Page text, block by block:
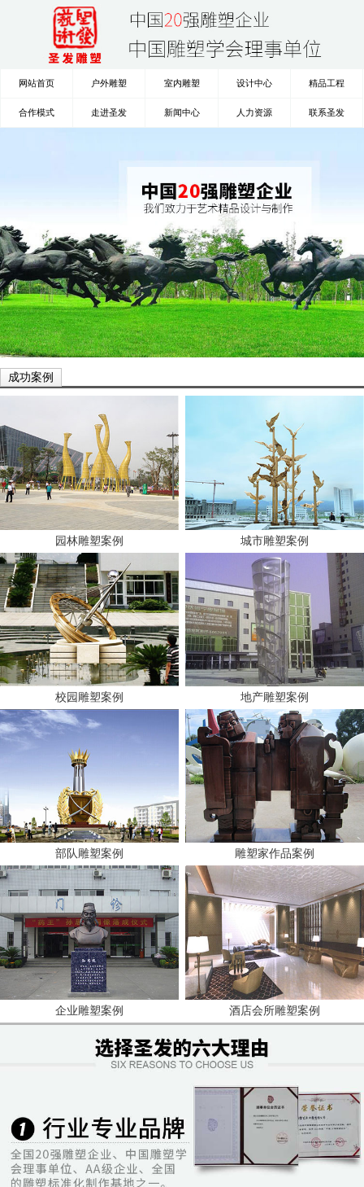
网站首页 户外雕塑 室内雕塑 设计中心 精品工程
合作模式 走进圣发 新闻中心 人力资源 联系圣发
成功案例
园林雕塑案例
校园雕塑案例
部队雕塑案例
企业雕塑案例
城市雕塑案例
地产雕塑案例
雕塑家作品案例
酒店会所雕塑案例